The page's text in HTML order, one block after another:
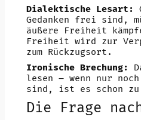
Dialektische Lesart:
Gedanken frei sind,
äußere Freiheit
Freiheit wird zur
zum Rückzugsort.
Ironische Brechung:
lesen – wenn nur
sind, ist es schon
Die Frage